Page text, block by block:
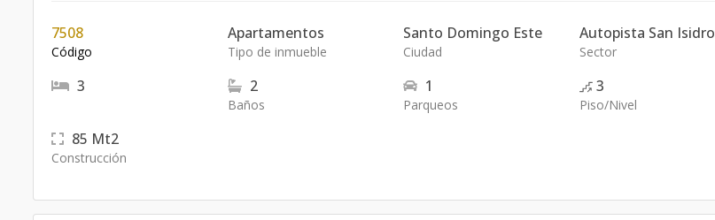
7508
Código
Apartamentos
Tipo de inmueble
Santo Domingo Este
Ciudad
Autopista San Isidro
Sector
3 2
Baños
1
Parqueos
3
Piso/Nivel
85 Mt2
Construcción